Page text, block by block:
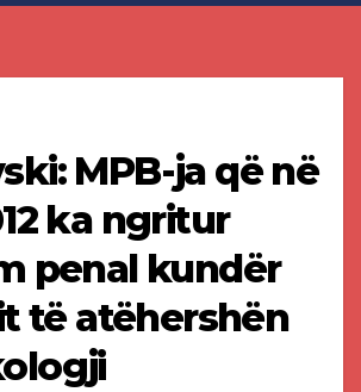
MPB-ja që në
ka ngritur
penal kundër
të atëhershën